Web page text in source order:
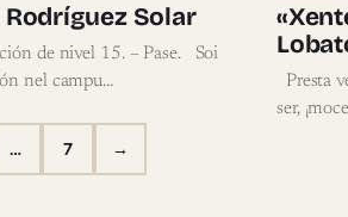
Rodríguez Solar
de nivel 15. – Pase. Soi
nel campu…
Presta
ser,
… 7 →